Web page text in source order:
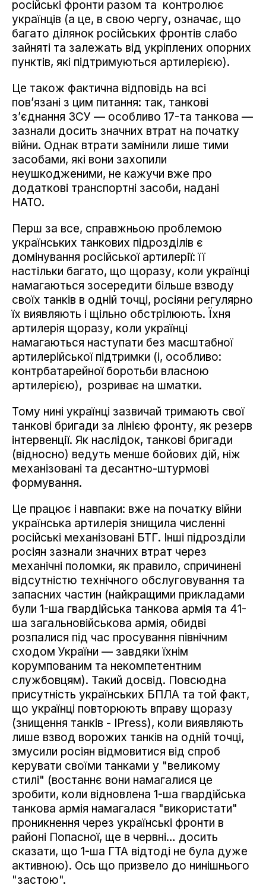
російські фронти разом та контролює
українців (а це, в свою чергу, означає, що
багато ділянок російських фронтів слабо
зайняті та залежать від укріплених опорних
пунктів, які підтримуються артилерією).
Це також фактична відповідь на всі
пов’язані з цим питання: так, танкові
з’єднання ЗСУ — особливо 17-та танкова —
зазнали досить значних втрат на початку
війни. Однак втрати замінили лише тими
засобами, які вони захопили
неушкодженими, не кажучи вже про
додаткові транспортні засоби, надані
НАТО.
Перш за все, справжньою проблемою
українських танкових підрозділів є
домінування російської артилерії: її
настільки багато, що щоразу, коли українці
намагаються зосередити більше взводу
своїх танків в одній точці, росіяни регулярно
їх виявляють і щільно обстрілюють. Їхня
артилерія щоразу, коли українці
намагаються наступати без масштабної
артилерійської підтримки (і, особливо:
контрбатарейної боротьби власною
артилерією), розриває на шматки.
Тому нині українці зазвичай тримають свої
танкові бригади за лінією фронту, як резерв
інтервенції. Як наслідок, танкові бригади
(відносно) ведуть менше бойових дій, ніж
механізовані та десантно-штурмові
формування.
Це працює і навпаки: вже на початку війни
українська артилерія знищила численні
російські механізовані БТГ. Інші підрозділи
росіян зазнали значних втрат через
механічні поломки, як правило, спричинені
відсутністю технічного обслуговування та
запасних частин (найкращими прикладами
були 1-ша гвардійська танкова армія та 41-
ша загальновійськова армія, обидві
розпалися під час просування північним
сходом України — завдяки їхнім
корумпованим та некомпетентним
службовцям). Такий досвід. Повсюдна
присутність українських БПЛА та той факт,
що українці повторюють вправу щоразу
(знищення танків - IРress), коли виявляють
лише взвод ворожих танків на одній точці,
змусили росіян відмовитися від спроб
керувати своїми танками у "великому
стилі" (востаннє вони намагалися це
зробити, коли відновлена ​​1-ша гвардійська
танкова армія намагалася "використати"
проникнення через українські фронти в
районі Попасної, ще в червні… досить
сказати, що 1-ша ГТА відтоді не була дуже
активною). Ось що призвело до нинішнього
"застою".